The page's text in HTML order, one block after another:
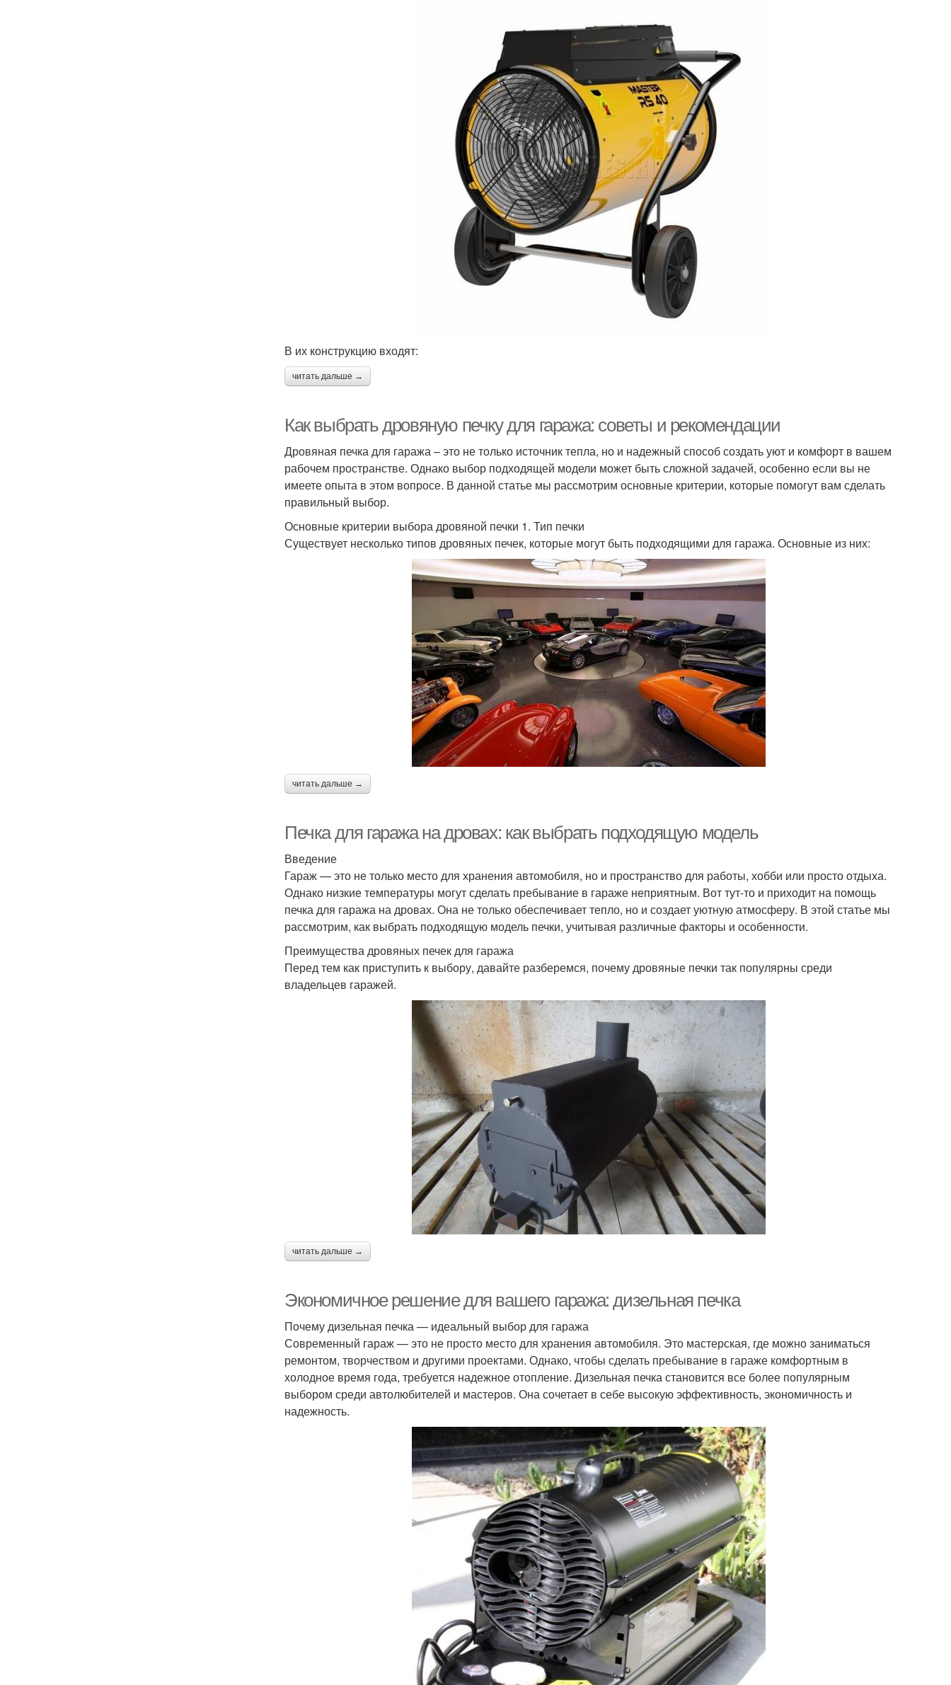
В их конструкцию входят:
читать дальше →
Как выбрать дровяную печку для гаража: советы и рекомендации
Дровяная печка для гаража – это не только источник тепла, но и надежный способ создать уют и комфорт в вашем
рабочем пространстве. Однако выбор подходящей модели может быть сложной задачей, особенно если вы не
имеете опыта в этом вопросе. В данной статье мы рассмотрим основные критерии, которые помогут вам сделать
правильный выбор.
Основные критерии выбора дровяной печки 1. Тип печки
Существует несколько типов дровяных печек, которые могут быть подходящими для гаража. Основные из них:
читать дальше →
Печка для гаража на дровах: как выбрать подходящую модель
Введение
Гараж — это не только место для хранения автомобиля, но и пространство для работы, хобби или просто отдыха.
Однако низкие температуры могут сделать пребывание в гараже неприятным. Вот тут-то и приходит на помощь
печка для гаража на дровах. Она не только обеспечивает тепло, но и создает уютную атмосферу. В этой статье мы
рассмотрим, как выбрать подходящую модель печки, учитывая различные факторы и особенности.
Преимущества дровяных печек для гаража
Перед тем как приступить к выбору, давайте разберемся, почему дровяные печки так популярны среди
владельцев гаражей.
читать дальше →
Экономичное решение для вашего гаража: дизельная печка
Почему дизельная печка — идеальный выбор для гаража
Современный гараж — это не просто место для хранения автомобиля. Это мастерская, где можно заниматься
ремонтом, творчеством и другими проектами. Однако, чтобы сделать пребывание в гараже комфортным в
холодное время года, требуется надежное отопление. Дизельная печка становится все более популярным
выбором среди автолюбителей и мастеров. Она сочетает в себе высокую эффективность, экономичность и
надежность.